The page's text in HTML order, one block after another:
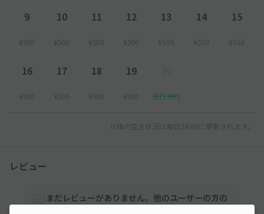
9
¥500
10
¥500
11
¥500
12
¥500
13
¥500
14
¥500
15
¥500
16
¥500
17
¥500
18
¥500
19
¥500 先行予約
以降の空き状況は毎日24:00に更新されます。
レビュー
まだレビューがありません。他のユーザーの方の